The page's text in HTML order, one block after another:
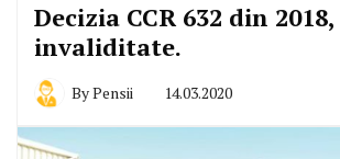
Decizia CCR 632 din
invaliditate.
ByPensii 14.03.2020